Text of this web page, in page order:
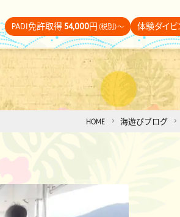
PADI免許取得54,000円 （税別）～ 体験ダイ
HOME 海遊びブログ